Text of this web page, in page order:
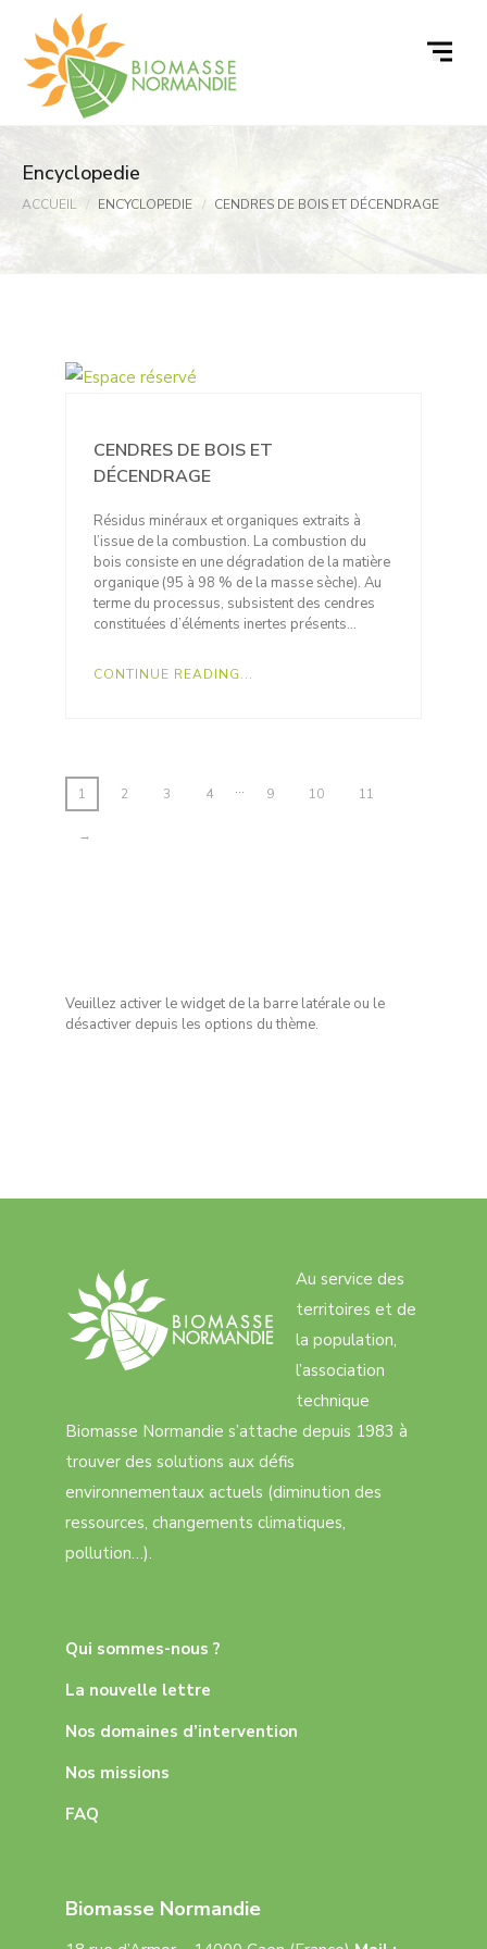
contenu
Encyclopedie
ACCUEIL ENCYCLOPEDIE CENDRES DE BOIS ET DÉCENDRAGE
CENDRES DE BOIS ET
DÉCENDRAGE
Résidus minéraux et organiques extraits à
l’issue de la combustion. La combustion du
bois consiste en une dégradation de la matière
organique (95 à 98 % de la masse sèche). Au
terme du processus, subsistent des cendres
constituées d’éléments inertes présents…
CONTINUE READING...
1 2 3 4 … 9 10 11
→
Veuillez activer le widget de la barre latérale ou le
désactiver depuis les options du thème.
Au service des
territoires et de
la population,
l’association
technique
Biomasse Normandie s’attache depuis 1983 à
trouver des solutions aux défis
environnementaux actuels (diminution des
ressources, changements climatiques,
pollution…).
Qui sommes-nous ?
La nouvelle lettre
Nos domaines d’intervention
Nos missions
FAQ
Biomasse Normandie